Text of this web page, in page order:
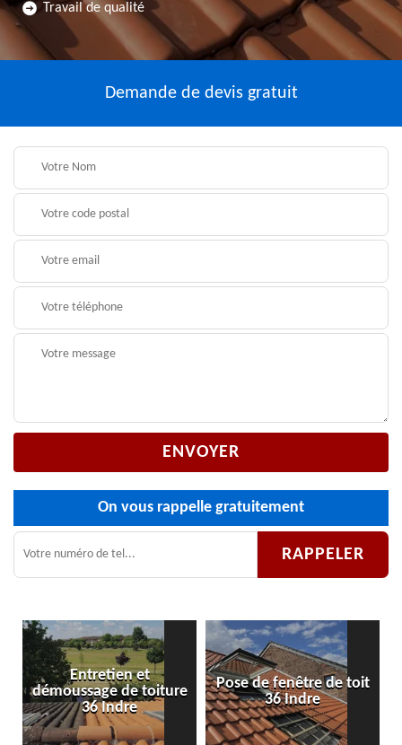
Travail de qualité
Demande de devis gratuit
On vous rappelle gratuitement
Entretien et
démoussage de toiture
36 Indre
Pose de fenêtre de toit
36 Indre